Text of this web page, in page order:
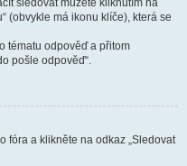
sledovat můžete kliknutím na
(obvykle má ikonu klíče), která se
tématu odpověď a přitom
pošle odpověď“.
fóra a klikněte na odkaz „Sledovat